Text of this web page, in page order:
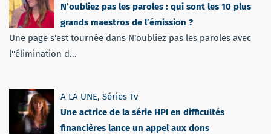
N’oubliez pas les paroles : qui sont les 10 plus
grands maestros de l’émission ?
Une page s'est tournée dans N'oubliez pas les paroles avec
l''élimination d...
A LA UNE, Séries Tv
Une actrice de la série HPI en difficultés
financières lance un appel aux dons